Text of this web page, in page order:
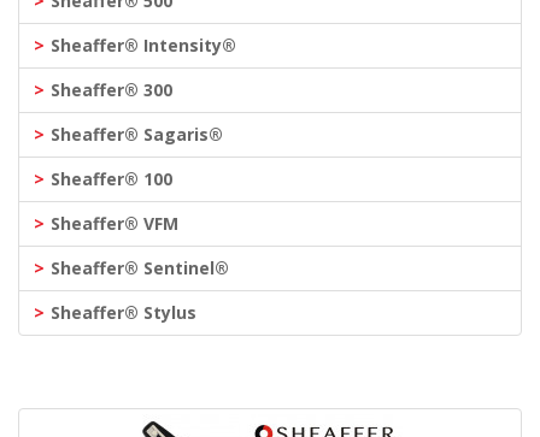
Sheaffer® Intensity®
Sheaffer® 300
Sheaffer® Sagaris®
Sheaffer® 100
Sheaffer® VFM
Sheaffer® Sentinel®
Sheaffer® Stylus